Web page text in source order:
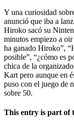
Y una curiosidad
anunció que iba a
Hiroko sacó su
minutos empiezo a
ha ganado Hiroko”,
posible”, “¿cómo es
chica de la
Kart pero aunque en
puso con el juego de
sobre 50.
This entry is part of